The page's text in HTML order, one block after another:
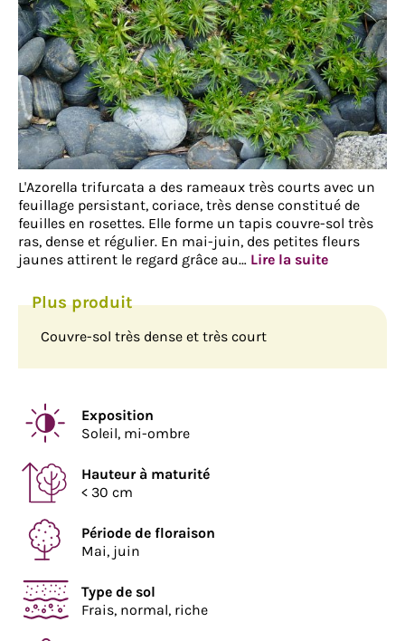
L'Azorella trifurcata a des rameaux très courts avec un
feuillage persistant, coriace, très dense constitué de
feuilles en rosettes. Elle forme un tapis couvre-sol très
ras, dense et régulier. En mai-juin, des petites fleurs
jaunes attirent le regard grâce au… Lire la suite
Couvre-sol très dense et très court
Exposition
Soleil, mi-ombre
Hauteur à maturité
< 30 cm
Période de floraison
Mai, juin
Type de sol
Frais, normal, riche